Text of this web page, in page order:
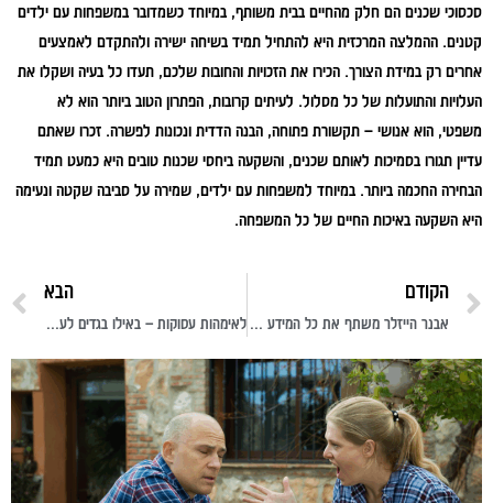
סכסוכי שכנים הם חלק מהחיים בבית משותף, במיוחד כשמדובר במשפחות עם ילדים
קטנים. ההמלצה המרכזית היא להתחיל תמיד בשיחה ישירה ולהתקדם לאמצעים
אחרים רק במידת הצורך. הכירו את הזכויות והחובות שלכם, תעדו כל בעיה ושקלו את
העלויות והתועלות של כל מסלול. לעיתים קרובות, הפתרון הטוב ביותר הוא לא
משפטי, הוא אנושי – תקשורת פתוחה, הבנה הדדית ונכונות לפשרה. זכרו שאתם
עדיין תגורו בסמיכות לאותם שכנים, והשקעה ביחסי שכנות טובים היא כמעט תמיד
הבחירה החכמה ביותר. במיוחד למשפחות עם ילדים, שמירה על סביבה שקטה ונעימה
היא השקעה באיכות החיים של כל המשפחה.
הקודם
אבנר הייזלר משתף את כל המידע שצריך לדעת על קצבאות ביטוח לאומי
הבא
לאימהות עסוקות – באילו בגדים לעבודה במשרד כדאי לכן להשקיע?